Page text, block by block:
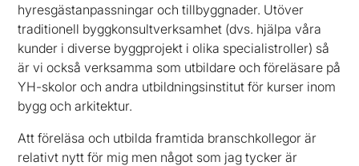
hyresgästanpassningar och tillbyggnader. Utöver
traditionell byggkonsultverksamhet (dvs. hjälpa våra
kunder i diverse byggprojekt i olika specialistroller) så
är vi också verksamma som utbildare och föreläsare på
YH-skolor och andra utbildningsinstitut för kurser inom
bygg och arkitektur.
Att föreläsa och utbilda framtida branschkollegor är
relativt nytt för mig men något som jag tycker är